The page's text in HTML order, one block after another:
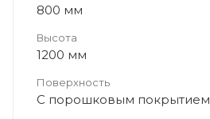
800 мм
Высота
1200 мм
Поверхность
С порошковым покрытием